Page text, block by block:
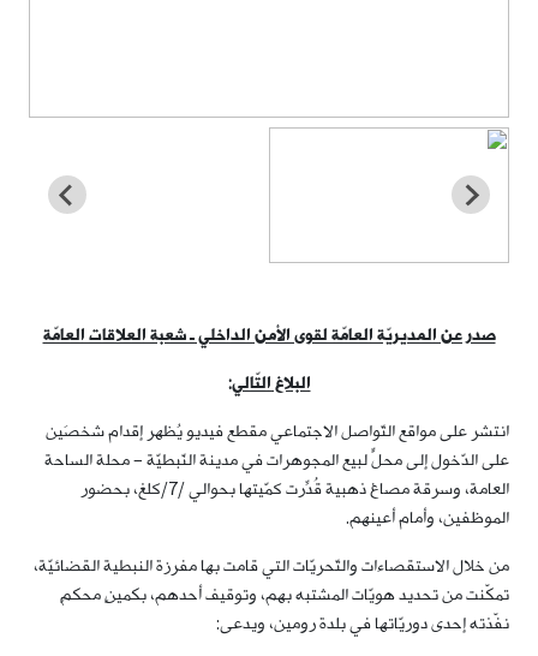
صدر عن المديريّة العامّة لقوى الأمن الداخلي ـ شعبة العلاقات العامّة
البلاغ التّالي:
انتشر على مواقع التّواصل الاجتماعي مقطع فيديو يُظهر إقدام شخصَين
على الدّخول إلى محلٍّ لبيع المجوهرات في مدينة النّبطيّة – محلة الساحة
العامة، وسرقة مصاغ ذهبية قُدِّرت كمّيتها بحوالي /7/كلغ، بحضور
الموظفين، وأمام أعينهم.
من خلال الاستقصاءات والتّحريّات التي قامت بها مفرزة النبطية القضائيّة،
تمكّنت من تحديد هويّات المشتبه بهم، وتوقيف أحدهم، بكمينٍ محكمٍ
نفّذته إحدى دوريّاتها في بلدة رومين، ويدعى: